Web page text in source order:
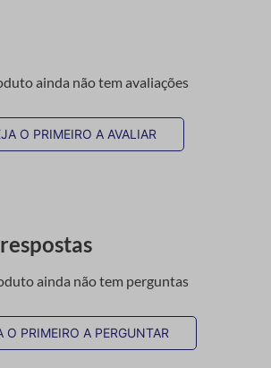
ainda não tem avaliações
O PRIMEIRO A AVALIAR
ainda não tem perguntas
O PRIMEIRO A PERGUNTAR